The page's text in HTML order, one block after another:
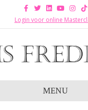
Facebook
TwitterLinkedinYoutube
Login voor online
MENU